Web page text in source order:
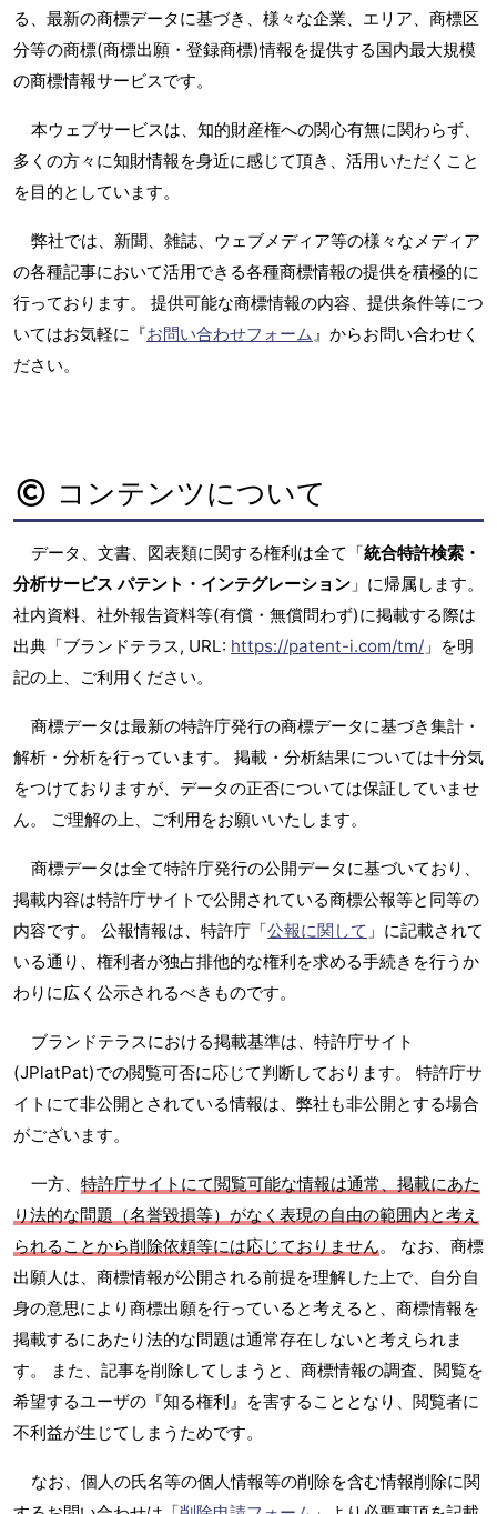
る、最新の商標データに基づき、様々な企業、エリア、商標区
分等の商標(商標出願・登録商標)情報を提供する国内最大規模
の商標情報サービスです。
本ウェブサービスは、知的財産権への関心有無に関わらず、
多くの方々に知財情報を身近に感じて頂き、活用いただくこと
を目的としています。
弊社では、新聞、雑誌、ウェブメディア等の様々なメディア
の各種記事において活用できる各種商標情報の提供を積極的に
行っております。 提供可能な商標情報の内容、提供条件等につ
いてはお気軽に『お問い合わせフォーム 』からお問い合わせく
ださい。
コンテンツについて
データ、文書、図表類に関する権利は全て「統合特許検索・
分析サービス パテント・インテグレーション 」に帰属します。
社内資料、社外報告資料等(有償・無償問わず)に掲載する際は
出典「ブランドテラス, URL: https://patent-i.com/tm/ 」を明
記の上、ご利用ください。
商標データは最新の特許庁発行の商標データに基づき集計・
解析・分析を行っています。 掲載・分析結果については十分気
をつけておりますが、データの正否については保証していませ
ん。 ご理解の上、ご利用をお願いいたします。
商標データは全て特許庁発行の公開データに基づいており、
掲載内容は特許庁サイトで公開されている商標公報等と同等の
内容です。 公報情報は、特許庁「公報に関して 」に記載されて
いる通り、権利者が独占排他的な権利を求める手続きを行うか
わりに広く公示されるべきものです。
ブランドテラスにおける掲載基準は、特許庁サイト
(JPlatPat)での閲覧可否に応じて判断しております。 特許庁サ
イトにて非公開とされている情報は、弊社も非公開とする場合
がございます。
一方、 特許庁サイトにて閲覧可能な情報は通常、掲載にあた
り法的な問題（名誉毀損等）がなく表現の自由の範囲内と考え
られることから削除依頼等には応じておりません。 なお、商標
出願人は、商標情報が公開される前提を理解した上で、自分自
身の意思により商標出願を行っていると考えると、商標情報を
掲載するにあたり法的な問題は通常存在しないと考えられま
す。 また、記事を削除してしまうと、商標情報の調査、閲覧を
希望するユーザの『知る権利』を害することとなり、閲覧者に
不利益が生じてしまうためです。
なお、個人の氏名等の個人情報等の削除を含む情報削除に関